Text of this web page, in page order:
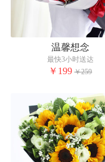
温馨想念
最快3小时送达
￥199 ￥259